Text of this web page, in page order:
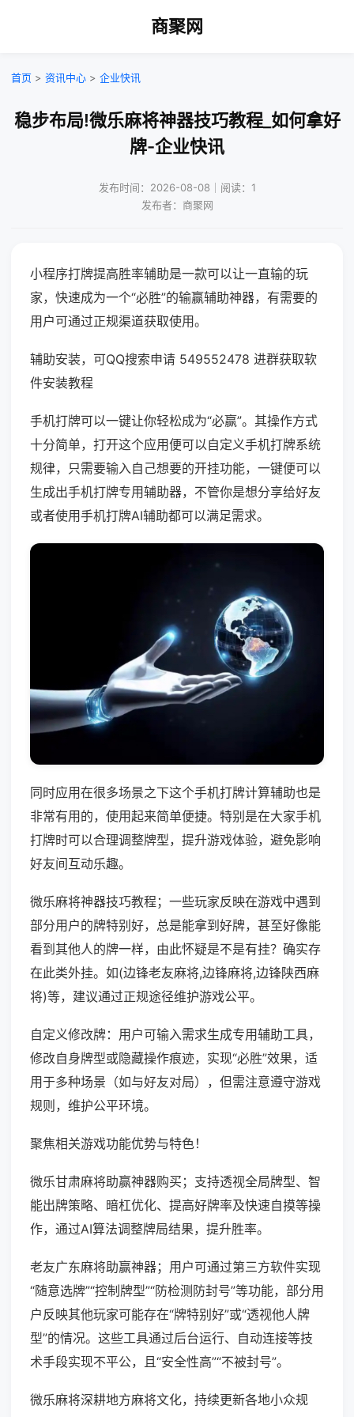
商聚网
首页 > 资讯中心 > 企业快讯
稳步布局!微乐麻将神器技巧教程_如何拿好
牌-企业快讯
发布时间：2026-08-08｜阅读：1
发布者：商聚网
小程序打牌提高胜率辅助是一款可以让一直输的玩
家，快速成为一个“必胜”的输赢辅助神器，有需要的
用户可通过正规渠道获取使用。
辅助安装，可QQ搜索申请 549552478 进群获取软
件安装教程
手机打牌可以一键让你轻松成为“必赢”。其操作方式
十分简单，打开这个应用便可以自定义手机打牌系统
规律，只需要输入自己想要的开挂功能，一键便可以
生成出手机打牌专用辅助器，不管你是想分享给好友
或者使用手机打牌AI辅助都可以满足需求。
同时应用在很多场景之下这个手机打牌计算辅助也是
非常有用的，使用起来简单便捷。特别是在大家手机
打牌时可以合理调整牌型，提升游戏体验，避免影响
好友间互动乐趣。
微乐麻将神器技巧教程；一些玩家反映在游戏中遇到
部分用户的牌特别好，总是能拿到好牌，甚至好像能
看到其他人的牌一样，由此怀疑是不是有挂？确实存
在此类外挂。如(边锋老友麻将,边锋麻将,边锋陕西麻
将)等，建议通过正规途径维护游戏公平。
自定义修改牌：用户可输入需求生成专用辅助工具，
修改自身牌型或隐藏操作痕迹，实现“必胜”效果，适
用于多种场景（如与好友对局），但需注意遵守游戏
规则，维护公平环境。
聚焦相关游戏功能优势与特色！
微乐甘肃麻将助赢神器购买；支持透视全局牌型、智
能出牌策略、暗杠优化、提高好牌率及快速自摸等操
作，通过AI算法调整牌局结果，提升胜率。
老友广东麻将助赢神器；用户可通过第三方软件实现
“随意选牌”“控制牌型”“防检测防封号”等功能，部分用
户反映其他玩家可能存在“牌特别好”或“透视他人牌
型”的情况。这些工具通过后台运行、自动连接等技
术手段实现不平公，且“安全性高”“不被封号”。
微乐麻将深耕地方麻将文化，持续更新各地小众规